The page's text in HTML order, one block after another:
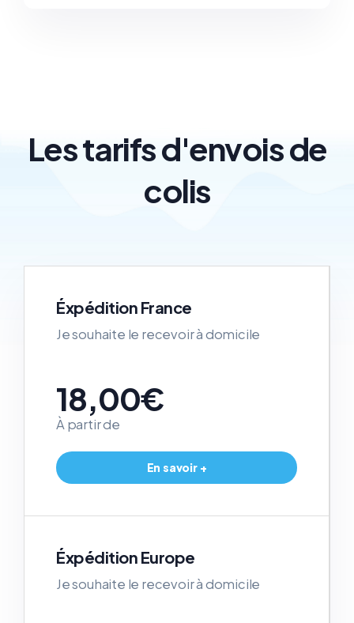
Les tarifs d'envois de
colis
Éxpédition France
Je souhaite le recevoir à domicile
18,00€
À partir de
En savoir +
Éxpédition Europe
Je souhaite le recevoir à domicile